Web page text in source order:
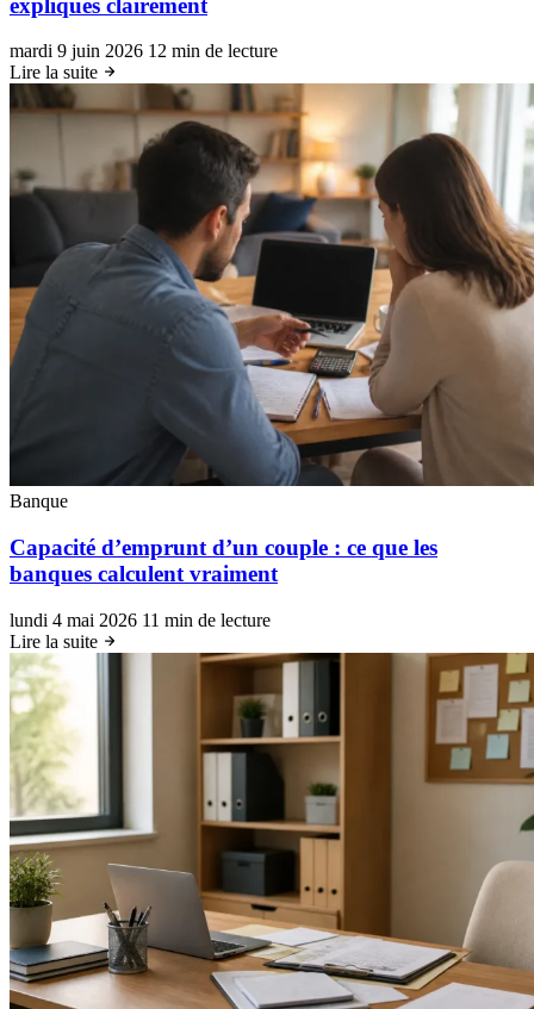
mardi 9 juin 2026 12 min de lecture
Lire la suite
Banque
Capacité d’emprunt d’un couple : ce que les
banques calculent vraiment
lundi 4 mai 2026 11 min de lecture
Lire la suite